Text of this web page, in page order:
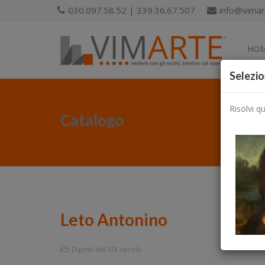
030.097.58.52 | 339.36.67.507
Catalogo
Leto Antonino
Dipinti del XIX secolo
Risolvi